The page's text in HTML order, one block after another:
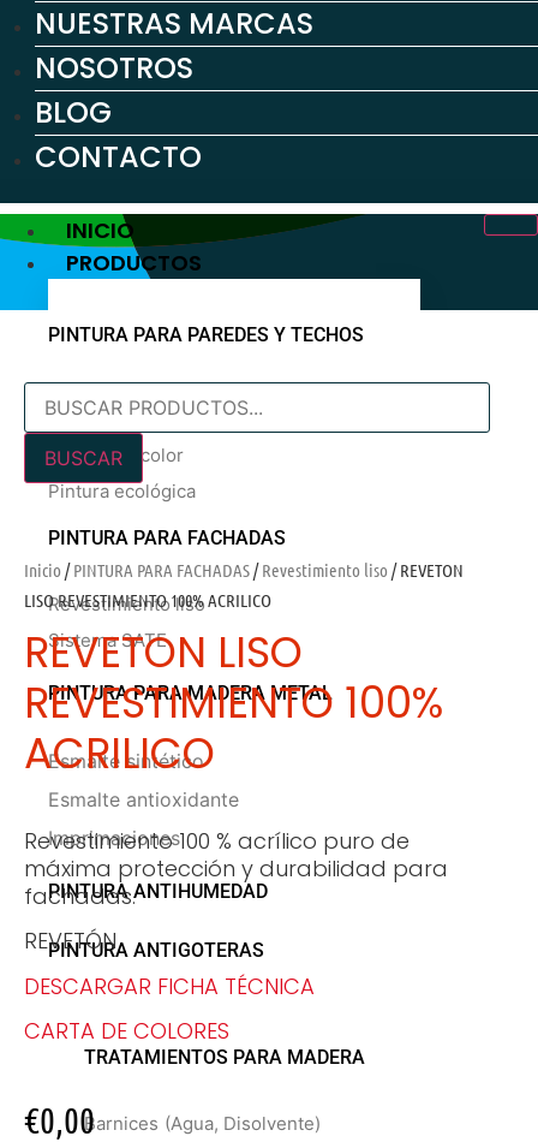
NUESTRAS MARCAS
NOSOTROS
BLOG
CONTACTO
INICIO
PRODUCTOS
PINTURA PARA PAREDES Y TECHOS
Pintura blanca
En oferta
Pintura de color
Pintura ecológica
PINTURA PARA FACHADAS
Revestimiento liso
Sistema SATE
PINTURA PARA MADERA METAL
Esmalte sintético
Esmalte antioxidante
Imprimaciones
PINTURA ANTIHUMEDAD
PINTURA ANTIGOTERAS
TRATAMIENTOS PARA MADERA
Barnices (Agua, Disolvente)
Búsqueda
productos
BUSCAR
Inicio /PINTURA PARA FACHADAS/Revestimiento liso / REVETON
LISO REVESTIMIENTO 100% ACRILICO
REVETON LISO
REVESTIMIENTO 100%
ACRILICO
Revestimiento 100 % acrílico puro de
máxima protección y durabilidad para
fachadas.
REVETÓN
DESCARGAR FICHA TÉCNICA
CARTA DE COLORES
€0,00